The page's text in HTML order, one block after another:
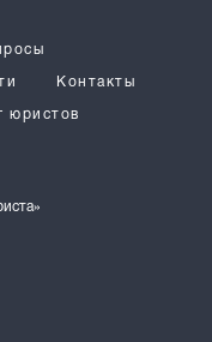
Контакты
юристов